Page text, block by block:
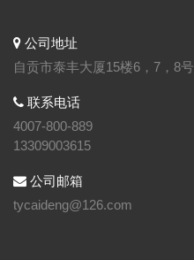
公司地址
自贡市泰丰大厦15楼6，7，8号
联系电话
4007-800-889
13309003615
公司邮箱
tycaideng@126.com